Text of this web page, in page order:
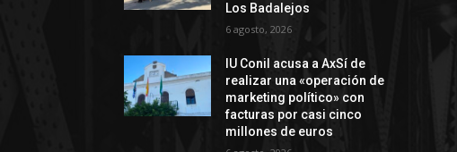
Los Badalejos
6 agosto, 2026
IU Conil acusa a AxSí de
realizar una «operación de
marketing político» con
facturas por casi cinco
millones de euros